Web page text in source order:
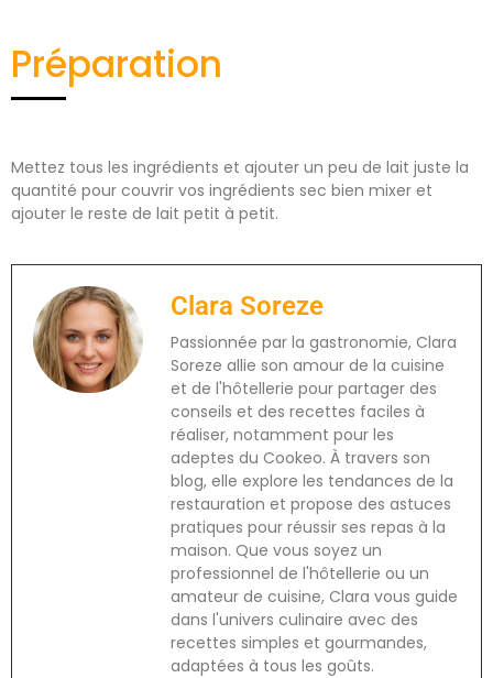
Préparation
Mettez tous les ingrédients et ajouter un peu de lait juste la
quantité pour couvrir vos ingrédients sec bien mixer et
ajouter le reste de lait petit à petit.
Clara Soreze
Passionnée par la gastronomie, Clara
Soreze allie son amour de la cuisine
et de l'hôtellerie pour partager des
conseils et des recettes faciles à
réaliser, notamment pour les
adeptes du Cookeo. À travers son
blog, elle explore les tendances de la
restauration et propose des astuces
pratiques pour réussir ses repas à la
maison. Que vous soyez un
professionnel de l'hôtellerie ou un
amateur de cuisine, Clara vous guide
dans l'univers culinaire avec des
recettes simples et gourmandes,
adaptées à tous les goûts.